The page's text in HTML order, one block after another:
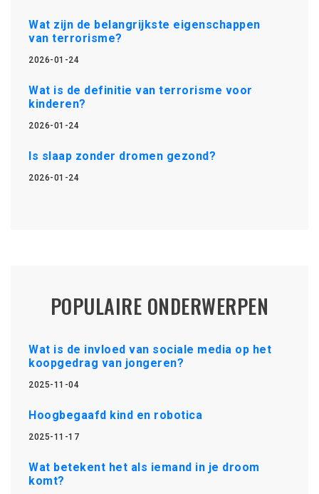
Wat zijn de belangrijkste eigenschappen
van terrorisme?
2026-01-24
Wat is de definitie van terrorisme voor
kinderen?
2026-01-24
Is slaap zonder dromen gezond?
2026-01-24
POPULAIRE ONDERWERPEN
Wat is de invloed van sociale media op het
koopgedrag van jongeren?
2025-11-04
Hoogbegaafd kind en robotica
2025-11-17
Wat betekent het als iemand in je droom
komt?